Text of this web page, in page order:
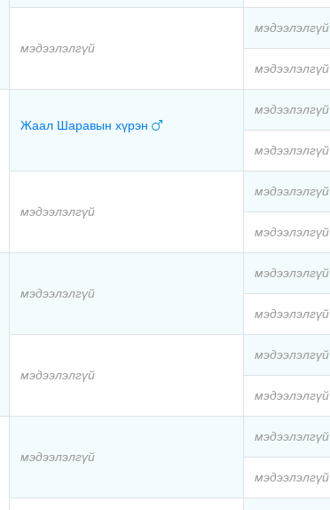
мэдээлэлгүй
мэдээлэлгүй
мэдээлэлгүй
Жаал Шаравын хүрэн
мэдээлэлгүй
мэдээлэлгүй
мэдээлэлгүй
мэдээлэлгүй
мэдээлэлгүй
мэдээлэлгүй
мэдээлэлгүй
мэдээлэлгүй
мэдээлэлгүй
мэдээлэлгүй
мэдээлэлгүй
мэдээлэлгүй
мэдээлэлгүй
мэдээлэлгүй